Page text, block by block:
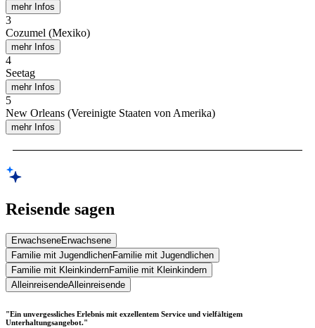
mehr Infos
3
Cozumel (Mexiko)
mehr Infos
4
Seetag
mehr Infos
5
New Orleans (Vereinigte Staaten von Amerika)
mehr Infos
Reisende sagen
ErwachseneErwachsene
Familie mit JugendlichenFamilie mit Jugendlichen
Familie mit KleinkindernFamilie mit Kleinkindern
AlleinreisendeAlleinreisende
"Ein unvergessliches Erlebnis mit exzellentem Service und vielfältigem
Unterhaltungsangebot."